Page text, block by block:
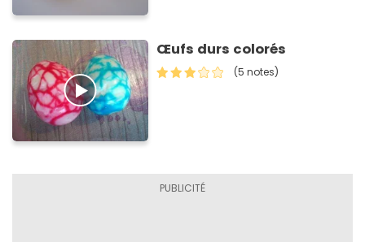
Œufs durs colorés
(5 notes)